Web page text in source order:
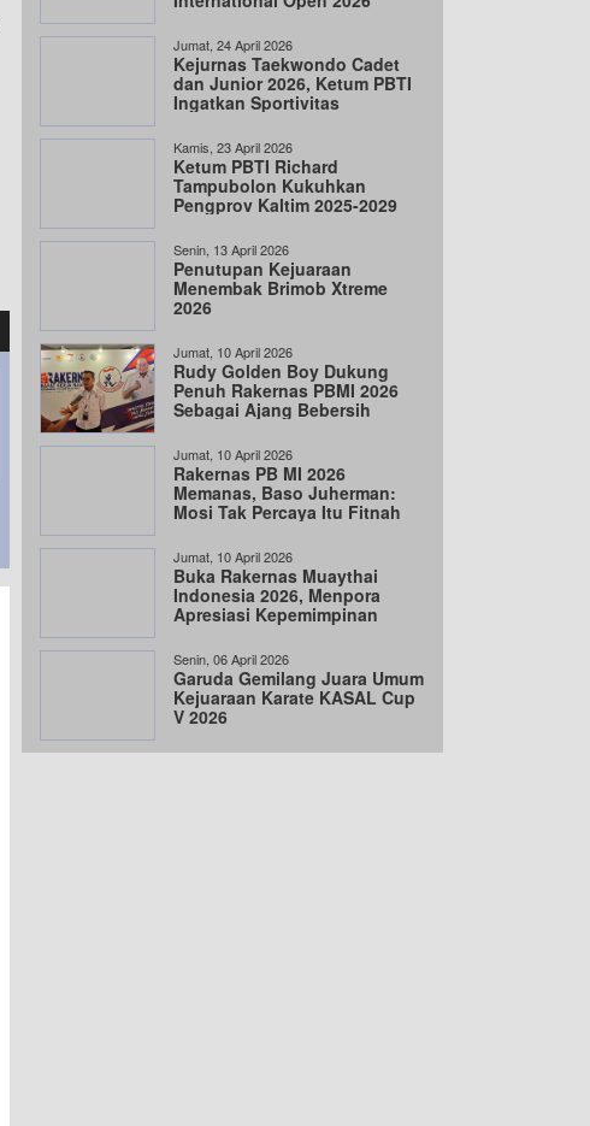
Jumat, 24 April 2026
Kejurnas Taekwondo Cadet
dan Junior 2026, Ketum PBTI
Ingatkan Sportivitas
Kamis, 23 April 2026
Ketum PBTI Richard
Tampubolon Kukuhkan
Pengprov Kaltim 2025-2029
Senin, 13 April 2026
Penutupan Kejuaraan
Menembak Brimob Xtreme
2026
Jumat, 10 April 2026
Rudy Golden Boy Dukung
Penuh Rakernas PBMI 2026
Sebagai Ajang Bebersih
Jumat, 10 April 2026
Rakernas PB MI 2026
Memanas, Baso Juherman:
Mosi Tak Percaya Itu Fitnah
Jumat, 10 April 2026
Buka Rakernas Muaythai
Indonesia 2026, Menpora
Apresiasi Kepemimpinan
Senin, 06 April 2026
Garuda Gemilang Juara Umum
Kejuaraan Karate KASAL Cup
V 2026